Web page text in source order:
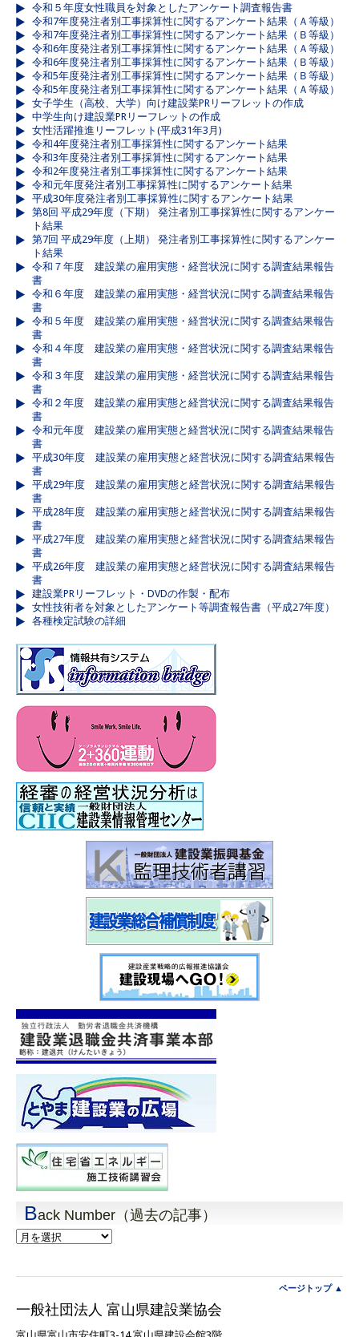
令和５年度女性職員を対象としたアンケート調査報告書
令和7年度発注者別工事採算性に関するアンケート結果（Ａ等級）
令和7年度発注者別工事採算性に関するアンケート結果（Ｂ等級）
令和6年度発注者別工事採算性に関するアンケート結果（Ａ等級）
令和6年度発注者別工事採算性に関するアンケート結果（Ｂ等級）
令和5年度発注者別工事採算性に関するアンケート結果（Ｂ等級）
令和5年度発注者別工事採算性に関するアンケート結果（Ａ等級）
女子学生（高校、大学）向け建設業PRリーフレットの作成
中学生向け建設業PRリーフレットの作成
女性活躍推進リーフレット(平成31年3月)
令和4年度発注者別工事採算性に関するアンケート結果
令和3年度発注者別工事採算性に関するアンケート結果
令和2年度発注者別工事採算性に関するアンケート結果
令和元年度発注者別工事採算性に関するアンケート結果
平成30年度発注者別工事採算性に関するアンケート結果
第8回 平成29年度（下期） 発注者別工事採算性に関するアンケー
ト結果
第7回 平成29年度（上期） 発注者別工事採算性に関するアンケー
ト結果
令和７年度 建設業の雇用実態・経営状況に関する調査結果報告
書
令和６年度 建設業の雇用実態・経営状況に関する調査結果報告
書
令和５年度 建設業の雇用実態・経営状況に関する調査結果報告
書
令和４年度 建設業の雇用実態・経営状況に関する調査結果報告
書
令和３年度 建設業の雇用実態・経営状況に関する調査結果報告
書
令和２年度 建設業の雇用実態と経営状況に関する調査結果報告
書
令和元年度 建設業の雇用実態と経営状況に関する調査結果報告
書
平成30年度 建設業の雇用実態と経営状況に関する調査結果報告
書
平成29年度 建設業の雇用実態と経営状況に関する調査結果報告
書
平成28年度 建設業の雇用実態と経営状況に関する調査結果報告
書
平成27年度 建設業の雇用実態と経営状況に関する調査結果報告
書
平成26年度 建設業の雇用実態と経営状況に関する調査結果報告
書
建設業PRリーフレット・DVDの作製・配布
女性技術者を対象としたアンケート等調査報告書（平成27年度）
各種検定試験の詳細
Back Number（過去の記事）
Back
Number（過
事）
ページトップ ▲
一般社団法人 富山県建設業協会